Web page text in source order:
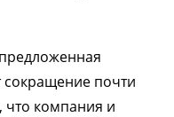
почти
что компания и